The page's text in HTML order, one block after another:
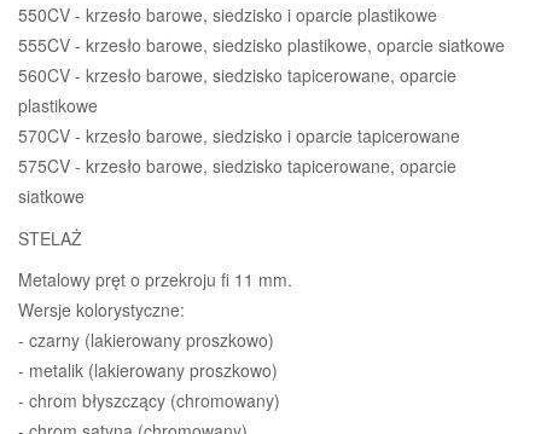
550CV - krzesło barowe, siedzisko i oparcie plastikowe
555CV - krzesło barowe, siedzisko plastikowe, oparcie siatkowe
560CV - krzesło barowe, siedzisko tapicerowane, oparcie
plastikowe
570CV - krzesło barowe, siedzisko i oparcie tapicerowane
575CV - krzesło barowe, siedzisko tapicerowane, oparcie
siatkowe
STELAŻ
Metalowy pręt o przekroju fi 11 mm.
Wersje kolorystyczne:
- czarny (lakierowany proszkowo)
- metalik (lakierowany proszkowo)
- chrom błyszczący (chromowany)